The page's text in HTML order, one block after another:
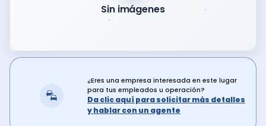
Sin imágenes
¿Eres una empresa interesada en este lugar
para tus empleados u operación?
Da clic aquí para solicitar más detalles
y hablar con un agente